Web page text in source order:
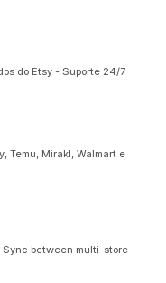
do Etsy - Suporte 24/7
Temu, Mirakl, Walmart e
Sync between multi-store